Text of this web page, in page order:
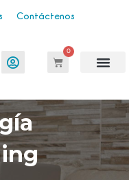
Contáctenos
0